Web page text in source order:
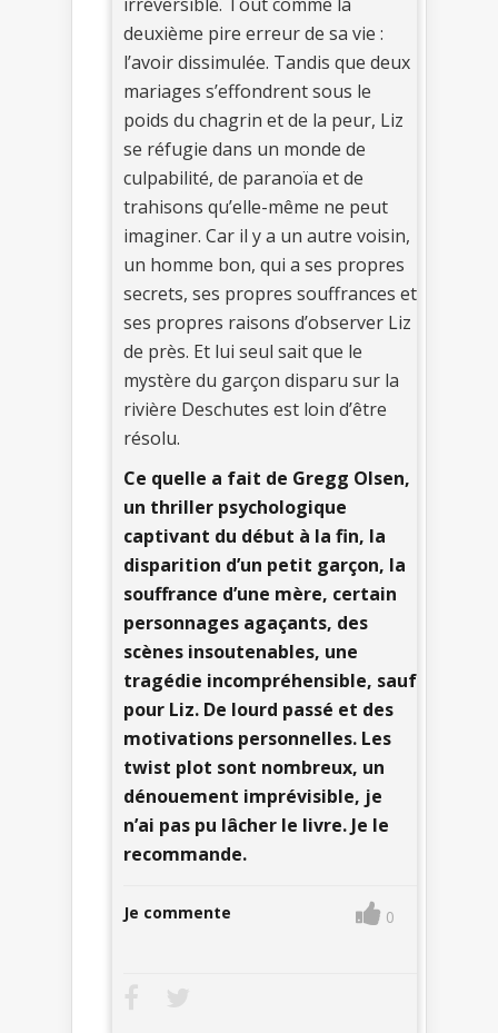
deuxième pire erreur de sa vie :
l’avoir dissimulée. Tandis que deux
mariages s’effondrent sous le
poids du chagrin et de la peur, Liz
se réfugie dans un monde de
culpabilité, de paranoïa et de
trahisons qu’elle-même ne peut
imaginer. Car il y a un autre voisin,
un homme bon, qui a ses propres
secrets, ses propres souffrances et
ses propres raisons d’observer Liz
de près. Et lui seul sait que le
mystère du garçon disparu sur la
rivière Deschutes est loin d’être
résolu.
Ce quelle a fait de Gregg Olsen,
un thriller psychologique
captivant du début à la fin, la
disparition d’un petit garçon, la
souffrance d’une mère, certain
personnages agaçants, des
scènes insoutenables, une
tragédie incompréhensible, sauf
pour Liz. De lourd passé et des
motivations personnelles. Les
twist plot sont nombreux, un
dénouement imprévisible, je
n’ai pas pu lâcher le livre. Je le
recommande.
Je commente 0